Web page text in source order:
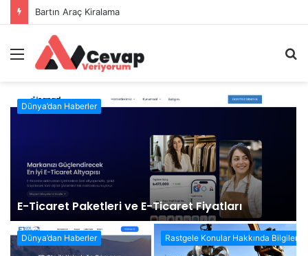
İstanbul Hurdacı Firmaları ve Hurda Fiyatları
Menü
Dünya’dan Haberler
E-Ticaret Paketleri ve E-Ticaret Fiyatları
Dünya’dan Haberler Rastgele Konular Hakkında Bilgiler